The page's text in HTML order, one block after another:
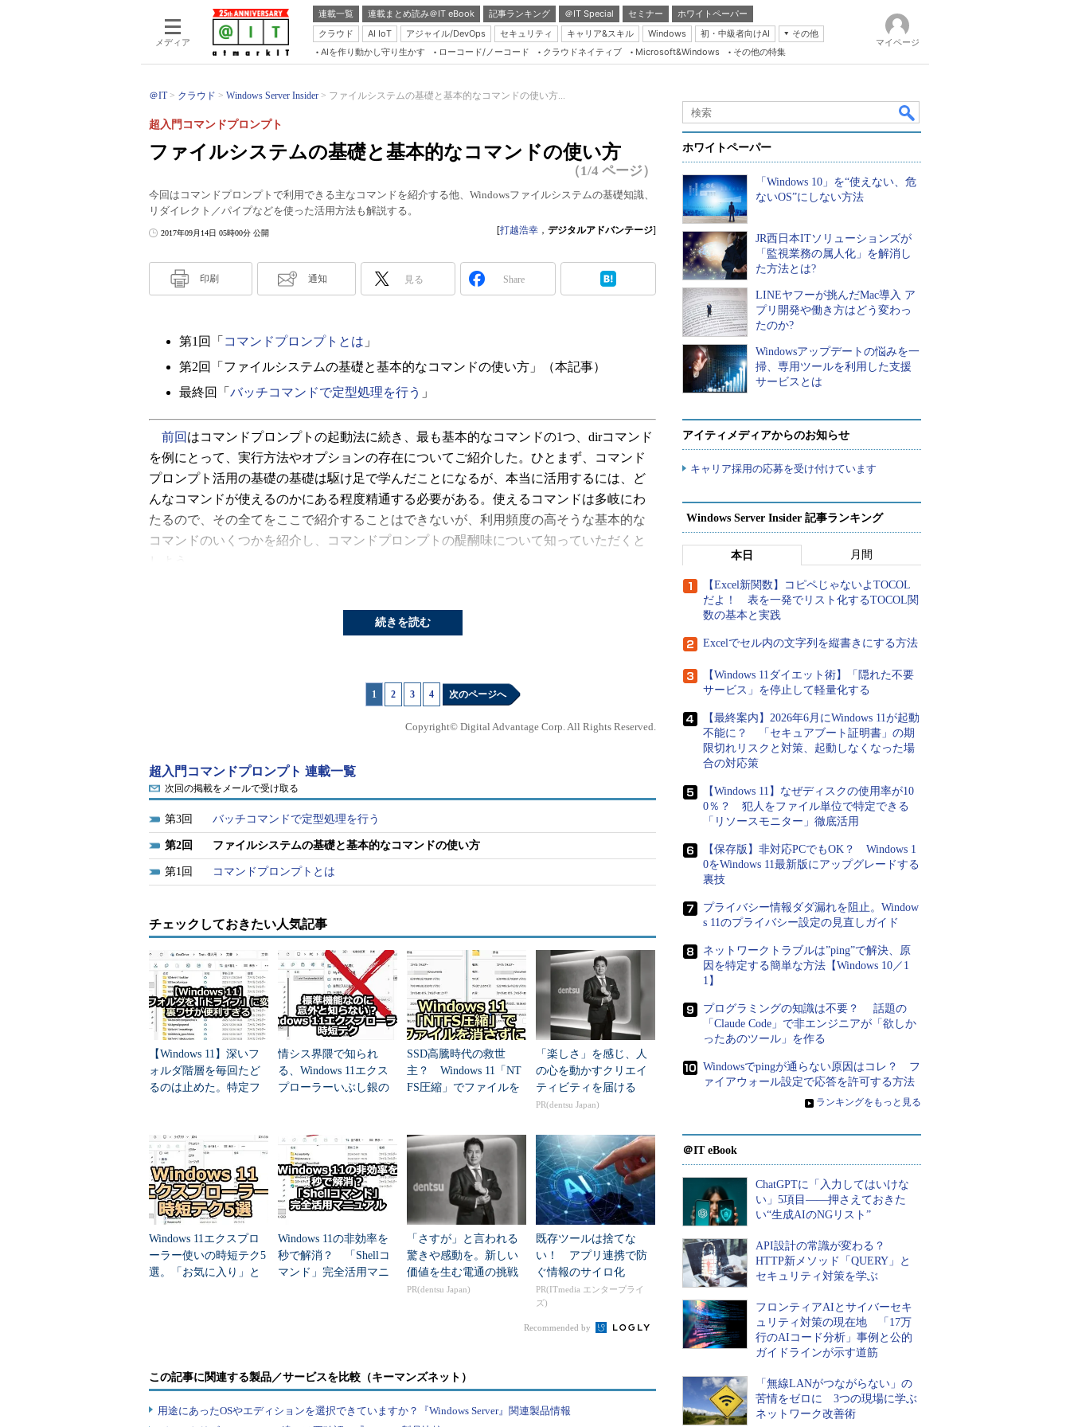
メディア
連載一覧 連載まとめ読み＠IT eBook 記事ランキング ＠IT Special セミナー
ホワイトペーパー
クラウド
AI IoT アジャイル/DevOps セキュリティ キャリア&スキル Windows 初・中級者向けAI
その他
Server & Storage
Database Expert
Master of IP Network
Security & Trust
Test & Tools
AIを作り動かし守り生かす ローコード/ノーコード クラウドネイティブ Microsoft&Windows その他の特集
マイページ
＠IT クラウド Windows Server Insider ファイルシステムの基礎と基本的なコマンドの使い方...
ファイルシステムの基礎と基本的なコマンドの使い方
超入門コマンドプロンプト
（1/4 ページ）
今回はコマンドプロンプトで利用できる主なコマンドを紹介する他、Windowsファイルシステムの基礎知識、
リダイレクト／パイプなどを使った活用方法も解説する。
2017年09月14日 05時00分 公開 [打越浩幸 ， デジタルアドバンテージ]
印刷 通知 見る Share
第1回「 コマンドプロンプトとは 」
第2回「ファイルシステムの基礎と基本的なコマンドの使い方」（本記事）
最終回「 バッチコマンドで定型処理を行う 」
前回 はコマンドプロンプトの起動法に続き、最も基本的なコマンドの1つ、dirコマンド
を例にとって、実行方法やオプションの存在についてご紹介した。ひとまず、コマンド
プロンプト活用の基礎の基礎は駆け足で学んだことになるが、本当に活用するには、ど
んなコマンドが使えるのかにある程度精通する必要がある。使えるコマンドは多岐にわ
たるので、その全てをここで紹介することはできないが、利用頻度の高そうな基本的な
コマンドのいくつかを紹介し、コマンドプロンプトの醍醐味について知っていただくと
ルダの扱い、コマンドの実行結果を画面に表示するのではなくファイルに保存するリダ
イレクト、複数のコマンドを組み合わせて使えるパイプなどについても説明する。
コマンドプロンプトを使うために必要なWindowsファイルシステムの基礎知
CUIではマウスが使えないので、ファイルやフォルダの指定をテキストで行う必要があ
る。コマンドプロンプトを使う場合、Windows OSのファイル名を直接、しかも正確に指
定する必要に迫られることが多い。
例えばユーザーのドキュメントフォルダは、エクスプローラの上では単に「ユーザー1
のドキュメント」のように表示されているが、本当の場所（ファイルシステム上での実
のツール）が本当の場所を「隠蔽して」表示しているのは、ユーザーの利便性を考えて
のことだ。
だがコマンドプロンプトを使う場合は、そのような隠蔽（変換措置）は行われず、
Windows OSのファイルシステムの“生の”状態がほぼそのまま見えることになる（歴史的
に言えば、コマンドプロンプトはエクスプローラよりもずっと前から存在していたの
で、互換性のために余計なことをしないようになっている）。そのため、コマンドプロ
ンプトを使うためには、ファイルシステムのことも知っておく必要がある。
続きを読む
1 2 3 4 次のページへ
Copyright© Digital Advantage Corp. All Rights Reserved.
超入門コマンドプロンプト 連載一覧
次回の掲載をメールで受け取る
3 バッチコマンドで定型処理を行う
2 ファイルシステムの基礎と基本的なコマンドの使い方
1 コマンドプロンプトとは
チェックしておきたい人気記事
【Windows 11】深いフ
ォルダ階層を毎回たど
るのは止めた。特定フ
すぎる
情シス界隈で知られ
る、Windows 11エクス
プローラーいぶし銀の
SSD高騰時代の救世
主？ Windows 11「NT
FS圧縮」でファイルを
「楽しさ」を感じ、人
の心を動かすクリエイ
ティビティを届ける
PR(dentsu Japan)
Windows 11エクスプロ
ーラー使いの時短テク5
選。「お気に入り」と
Windows 11の非効率を
秒で解消？ 「Shellコ
マンド」完全活用マニ
「さすが」と言われる
驚きや感動を。新しい
価値を生む電通の挑戦
PR(dentsu Japan)
既存ツールは捨てな
い！ アプリ連携で防
ぐ情報のサイロ化
PR(ITmedia エンタープライ
ズ)
Recommended by
この記事に関連する製品／サービスを比較（キーマンズネット）
用途にあったOSやエディションを選択できていますか？『Windows Server』関連製品情報
ホワイトペーパー
「Windows 10」を“使えない、危
ないOS”にしない方法
JR西日本ITソリューションズが
「監視業務の属人化」を解消し
た方法とは?
LINEヤフーが挑んだMac導入 ア
プリ開発や働き方はどう変わっ
たのか?
Windowsアップデートの悩みを一
掃、専用ツールを利用した支援
サービスとは
アイティメディアからのお知らせ
キャリア採用の応募を受け付けています
Windows Server Insider 記事ランキング
本日 月間
【Excel新関数】コピペじゃないよTOCOL
だよ！ 表を一発でリスト化するTOCOL関
数の基本と実践
Excelでセル内の文字列を縦書きにする方法
【Windows 11ダイエット術】「隠れた不要
サービス」を停止して軽量化する
【最終案内】2026年6月にWindows 11が起動
不能に？ 「セキュアブート証明書」の期
限切れリスクと対策、起動しなくなった場
合の対応策
【Windows 11】なぜディスクの使用率が10
0％？ 犯人をファイル単位で特定できる
「リソースモニター」徹底活用
【保存版】非対応PCでもOK？ Windows 1
0をWindows 11最新版にアップグレードする
裏技
プライバシー情報ダダ漏れを阻止。Window
s 11のプライバシー設定の見直しガイド
ネットワークトラブルは”ping”で解決、原
因を特定する簡単な方法【Windows 10／1
1】
プログラミングの知識は不要？ 話題の
「Claude Code」で非エンジニアが「欲しか
ったあのツール」を作る
Windowsでpingが通らない原因はコレ？ フ
ァイアウォール設定で応答を許可する方法
» ランキングをもっと見る
＠IT eBook
ChatGPTに「入力してはいけな
い」5項目――押さえておきた
い“生成AIのNGリスト”
API設計の常識が変わる？
HTTP新メソッド「QUERY」と
セキュリティ対策を学ぶ
フロンティアAIとサイバーセキ
ュリティ対策の現在地 「17万
行のAIコード分析」事例と公的
ガイドラインが示す道筋
「無線LANがつながらない」の
苦情をゼロに 3つの現場に学ぶ
ネットワーク改善術